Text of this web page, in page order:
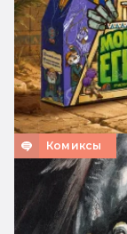
Комиксы